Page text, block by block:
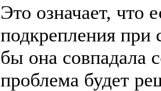
Это означает, что
подкрепления при
бы она совпадала
проблема будет